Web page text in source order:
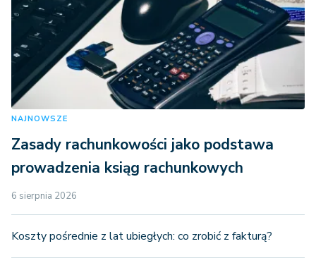
NAJNOWSZE
Zasady rachunkowości jako podstawa
prowadzenia ksiąg rachunkowych
6 sierpnia 2026
Koszty pośrednie z lat ubiegłych: co zrobić z fakturą?